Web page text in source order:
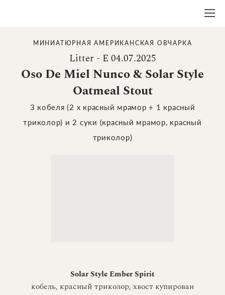
МИНИАТЮРНАЯ АМЕРИКАНСКАЯ ОВЧАРКА
Litter - E 04.07.2025
Oso De Miel Nunco & Solar Style
Oatmeal Stout
3 кобеля (2 х красный мрамор + 1 красный
триколор) и 2 суки (красный мрамор, красный
триколор)
Solar Style Ember Spirit
кобель, красный триколор, хвост купирован